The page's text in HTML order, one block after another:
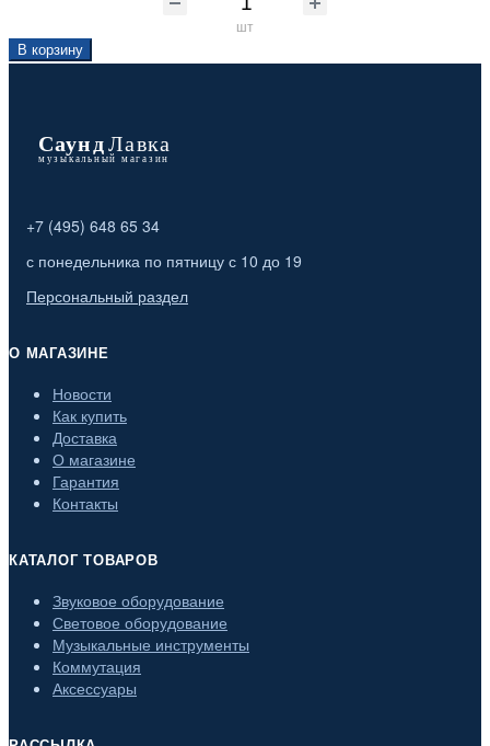
шт
В корзину
+7 (495) 648 65 34
с понедельника по пятницу с 10 до 19
Персональный раздел
О МАГАЗИНЕ
Новости
Как купить
Доставка
О магазине
Гарантия
Контакты
КАТАЛОГ ТОВАРОВ
Звуковое оборудование
Световое оборудование
Музыкальные инструменты
Коммутация
Аксессуары